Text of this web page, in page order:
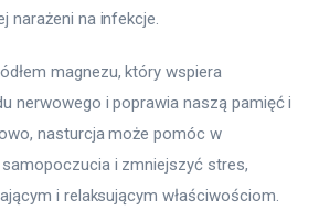
narażeni na infekcje.
magnezu, który wspiera
nerwowego i poprawia naszą pamięć i
nasturcja może pomóc w
i zmniejszyć stres,
i relaksującym właściwościom.